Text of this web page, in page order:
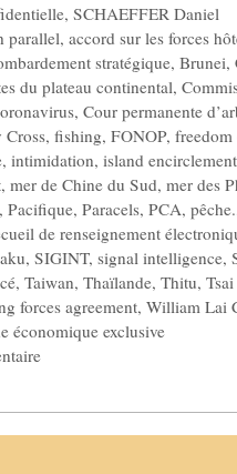
,SCHAEFFER Daniel
parallel,accord sur les forces
stratégique, Brunei,
du plateau continental,
, Cour permanente
Cross, fishing, FONOP,
, intimidation, island encirclement
, mer de Chine du Sud, mer des
, Pacifique, Paracels, PCA, pêche.
de renseignement
, SIGINT, signal intelligence,
, Taiwan, Thaïlande, Thitu,
forces agreement, William Lai
économique exclusive